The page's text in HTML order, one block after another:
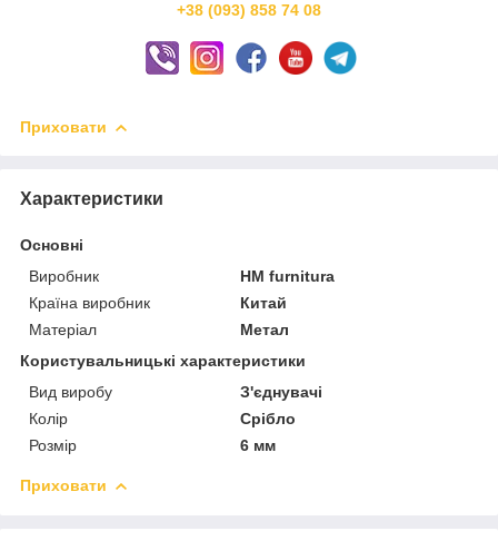
+38 (093) 858 74 08
Приховати
Характеристики
Основні
Виробник
HM furnitura
Країна виробник
Китай
Матеріал
Метал
Користувальницькі характеристики
Вид виробу
З'єднувачі
Колір
Срібло
Розмір
6 мм
Приховати